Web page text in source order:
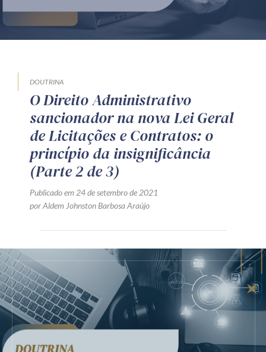
Produtos e serviços
Mentoria Zênite
Capacitação
Zênite Online
Eventos presenciais
Zênite in Company
Diferenciais
Receba por RSS
Av. Sete de Setembro, 4698
Batel
80240-000
DOUTRINA
O Direito Administrativo
sancionador na nova Lei Geral
de Licitações e Contratos: o
princípio da insignificância
(Parte 2 de 3)
Publicado em 24 de setembro de 2021
por Aldem Johnston Barbosa Araújo